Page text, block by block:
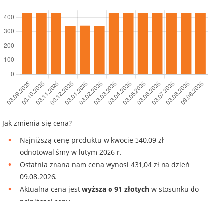
Jak zmienia się cena?
Najniższą cenę produktu w kwocie 340,09 zł
odnotowaliśmy w lutym 2026 r.
Ostatnia znana nam cena wynosi 431,04 zł na dzień
09.08.2026.
Aktualna cena jest wyższa o 91 złotych w stosunku do